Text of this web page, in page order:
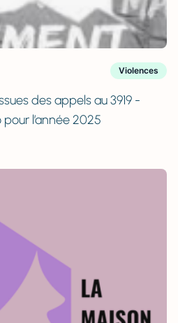
Violences
des appels au 3919 -
l’année 2025